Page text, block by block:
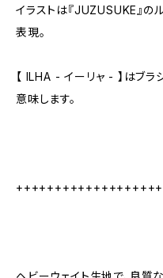
イラストは『JUZUSUKE』の
表現。
【 ILHA - イーリャ - 】はブラ
意味します。